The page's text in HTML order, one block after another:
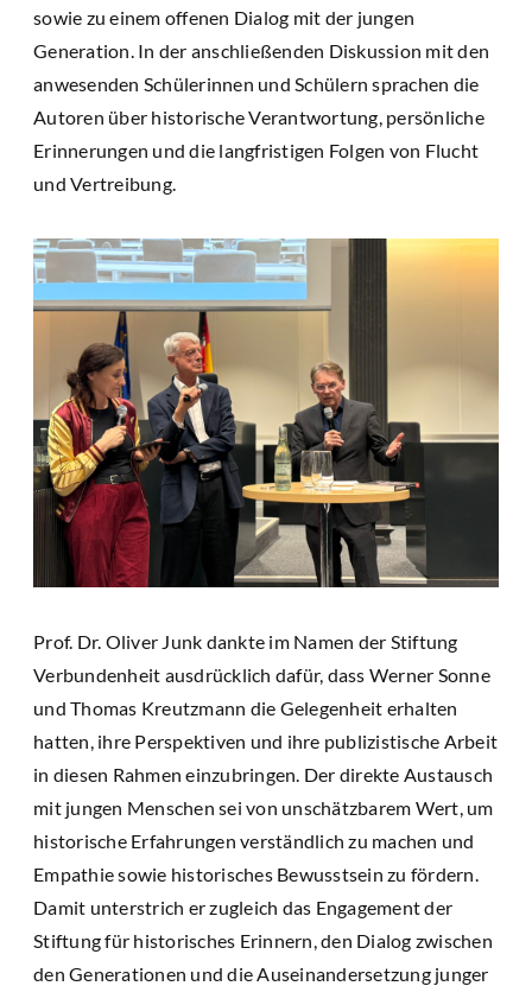
sowie zu einem offenen Dialog mit der jungen
Generation. In der anschließenden Diskussion mit den
anwesenden Schülerinnen und Schülern sprachen die
Autoren über historische Verantwortung, persönliche
Erinnerungen und die langfristigen Folgen von Flucht
und Vertreibung.
Prof. Dr. Oliver Junk dankte im Namen der Stiftung
Verbundenheit ausdrücklich dafür, dass Werner Sonne
und Thomas Kreutzmann die Gelegenheit erhalten
hatten, ihre Perspektiven und ihre publizistische Arbeit
in diesen Rahmen einzubringen. Der direkte Austausch
mit jungen Menschen sei von unschätzbarem Wert, um
historische Erfahrungen verständlich zu machen und
Empathie sowie historisches Bewusstsein zu fördern.
Damit unterstrich er zugleich das Engagement der
Stiftung für historisches Erinnern, den Dialog zwischen
den Generationen und die Auseinandersetzung junger